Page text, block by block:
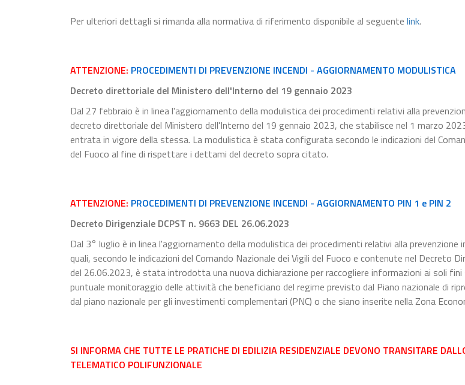
Per ulteriori dettagli si rimanda alla normativa di riferimento disponibile al seguente link.
ATTENZIONE: PROCEDIMENTI DI PREVENZIONE INCENDI - AGGIORNAMENTO MODULISTICA
Decreto direttoriale del Ministero dell'Interno del 19 gennaio 2023
Dal 27 febbraio è in linea l'aggiornamento della modulistica dei procedimenti relativi alla
decreto direttoriale del Ministero dell'Interno del 19 gennaio 2023, che stabilisce nel 1 marzo
entrata in vigore della stessa. La modulistica è stata configurata secondo le indicazioni del
del Fuoco al fine di rispettare i dettami del decreto sopra citato.
ATTENZIONE: PROCEDIMENTI DI PREVENZIONE INCENDI - AGGIORNAMENTO PIN 1 e PIN 2
Decreto Dirigenziale DCPST n. 9663 DEL 26.06.2023
Dal 3° luglio è in linea l'aggiornamento della modulistica dei procedimenti relativi alla prevenzione
quali, secondo le indicazioni del Comando Nazionale dei Vigili del Fuoco e contenute nel Decreto
del 26.06.2023, è stata introdotta una nuova dichiarazione per raccogliere informazioni ai soli
puntuale monitoraggio delle attività che beneficiano del regime previsto dal Piano nazionale di
dal piano nazionale per gli investimenti complementari (PNC) o che siano inserite nella Zona
SI INFORMA CHE TUTTE LE PRATICHE DI EDILIZIA RESIDENZIALE DEVONO TRANSITARE
TELEMATICO POLIFUNZIONALE